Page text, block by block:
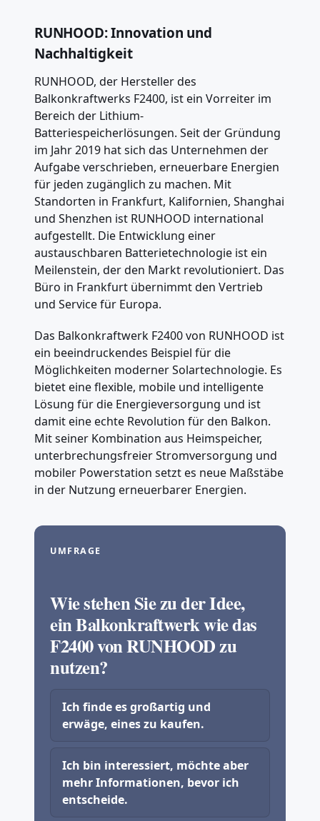
RUNHOOD: Innovation und
Nachhaltigkeit
RUNHOOD, der Hersteller des
Balkonkraftwerks F2400, ist ein Vorreiter im
Bereich der Lithium-
Batteriespeicherlösungen. Seit der Gründung
im Jahr 2019 hat sich das Unternehmen der
Aufgabe verschrieben, erneuerbare Energien
für jeden zugänglich zu machen. Mit
Standorten in Frankfurt, Kalifornien, Shanghai
und Shenzhen ist RUNHOOD international
aufgestellt. Die Entwicklung einer
austauschbaren Batterietechnologie ist ein
Meilenstein, der den Markt revolutioniert. Das
Büro in Frankfurt übernimmt den Vertrieb
und Service für Europa.
Das Balkonkraftwerk F2400 von RUNHOOD ist
ein beeindruckendes Beispiel für die
Möglichkeiten moderner Solartechnologie. Es
bietet eine flexible, mobile und intelligente
Lösung für die Energieversorgung und ist
damit eine echte Revolution für den Balkon.
Mit seiner Kombination aus Heimspeicher,
unterbrechungsfreier Stromversorgung und
mobiler Powerstation setzt es neue Maßstäbe
in der Nutzung erneuerbarer Energien.
UMFRAGE
Wie stehen Sie zu der Idee,
ein Balkonkraftwerk wie das
F2400 von RUNHOOD zu
nutzen?
Ich finde es großartig und
erwäge, eines zu kaufen.
Ich bin interessiert, möchte aber
mehr Informationen, bevor ich
entscheide.